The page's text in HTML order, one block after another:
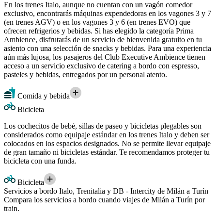
En los trenes Italo, aunque no cuentan con un vagón comedor
exclusivo, encontrarás máquinas expendedoras en los vagones 3 y 7
(en trenes AGV) o en los vagones 3 y 6 (en trenes EVO) que
ofrecen refrigerios y bebidas. Si has elegido la categoría Prima
Ambience, disfrutarás de un servicio de bienvenida gratuito en tu
asiento con una selección de snacks y bebidas. Para una experiencia
aún más lujosa, los pasajeros del Club Executive Ambience tienen
acceso a un servicio exclusivo de catering a bordo con espresso,
pasteles y bebidas, entregados por un personal atento.
Comida y bebida
Bicicleta
Los cochecitos de bebé, sillas de paseo y bicicletas plegables son
considerados como equipaje estándar en los trenes Italo y deben ser
colocados en los espacios designados. No se permite llevar equipaje
de gran tamaño ni bicicletas estándar. Te recomendamos proteger tu
bicicleta con una funda.
Bicicleta
Servicios a bordo Italo, Trenitalia y DB - Intercity de Milán a Turín
Compara los servicios a bordo cuando viajes de Milán a Turín por
train.